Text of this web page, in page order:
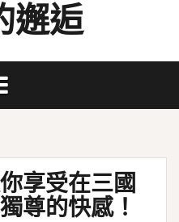
邂逅
享受在三國
尊的快感！